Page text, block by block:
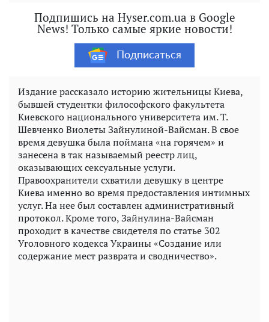
Подпишись на Hyser.com.ua в Google
News! Только самые яркие новости!
Подписаться
Издание рассказало историю жительницы Киева,
бывшей студентки философского факультета
Киевского национального университета им. Т.
Шевченко Виолеты Зайнулиной-Вайсман. В свое
время девушка была поймана «на горячем» и
занесена в так называемый реестр лиц,
оказывающих сексуальные услуги.
Правоохранители схватили девушку в центре
Киева именно во время предоставления интимных
услуг. На нее был составлен административный
протокол. Кроме того, Зайнулина-Вайсман
проходит в качестве свидетеля по статье 302
Уголовного кодекса Украины «Создание или
содержание мест разврата и сводничество».